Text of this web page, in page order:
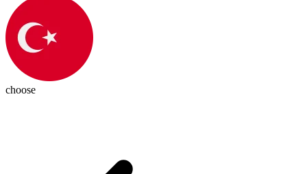
choose